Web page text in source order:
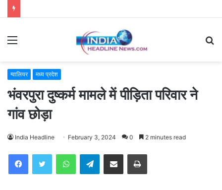
Menu
ग्वालियर मध्य प्रदेश
भंवरपुरा दुष्कर्म मामले में पीड़िता परिवार ने
गांव छोड़ा
India Headline February 3, 2024 0 2 minutes read
WhatsAppTelegramShare via Email Print